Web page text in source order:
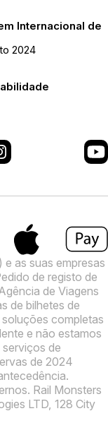
Internacional de
2024
as suas empresas
de registo de
de Viagens
de bilhetes de
completas
e não estamos
de
de 2024
Rail Monsters
LTD, 128 City